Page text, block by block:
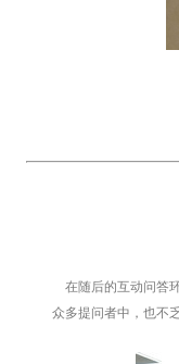
在随后的互动问答
众多提问者中，也不